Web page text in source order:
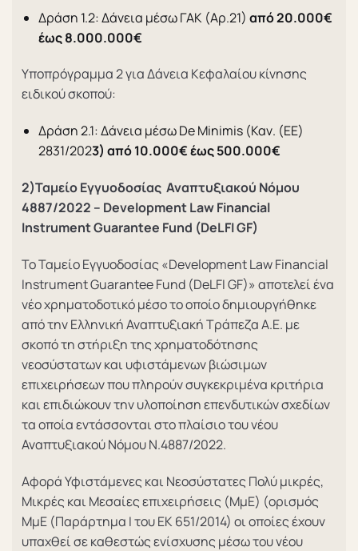
Δράση 1.2: Δάνεια μέσω ΓΑΚ (Αρ.21) από 20.000€
έως 8.000.000€
Υποπρόγραμμα 2 για Δάνεια Κεφαλαίου κίνησης
ειδικού σκοπού:
Δράση 2.1: Δάνεια μέσω De Minimis (Καν. (ΕΕ)
2831/2023) από 10.000€ έως 500.000€
2)Ταμείο Εγγυοδοσίας Αναπτυξιακού Νόμου
4887/2022 – Development Law Financial
Instrument Guarantee Fund (DeLFI GF)
Το Ταμείο Εγγυοδοσίας «Development Law Financial
Instrument Guarantee Fund (DeLFI GF)» αποτελεί ένα
νέο χρηματοδοτικό μέσο το οποίο δημιουργήθηκε
από την Ελληνική Αναπτυξιακή Τράπεζα Α.Ε. με
σκοπό τη στήριξη της χρηματοδότησης
νεοσύστατων και υφιστάμενων βιώσιμων
επιχειρήσεων που πληρούν συγκεκριμένα κριτήρια
και επιδιώκουν την υλοποίηση επενδυτικών σχεδίων
τα οποία εντάσσονται στο πλαίσιο του νέου
Αναπτυξιακού Νόμου Ν.4887/2022.
Αφορά Υφιστάμενες και Νεοσύστατες Πολύ μικρές,
Μικρές και Μεσαίες επιχειρήσεις (ΜμΕ) (ορισμός
ΜμΕ (Παράρτημα Ι του ΕΚ 651/2014) οι οποίες έχουν
υπαχθεί σε καθεστώς ενίσχυσης μέσω του νέου